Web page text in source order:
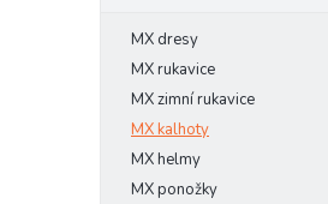
MX dresy
MX rukavice
MX zimní rukavice
MX kalhoty
MX helmy
MX ponožky